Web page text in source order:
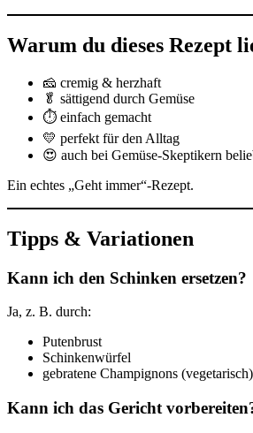
Warum du dieses Rezept
🧀 cremig & herzhaft
🥬 sättigend durch Gemüse
⏱️ einfach gemacht
💛 perfekt für den Alltag
😍 auch bei Gemüse-Skeptikern
Ein echtes „Geht immer“-Rezept.
Tipps & Variationen
Kann ich den Schinken ersetzen?
Ja, z. B. durch:
Putenbrust
Schinkenwürfel
gebratene Champignons (vegetarisch)
Kann ich das Gericht